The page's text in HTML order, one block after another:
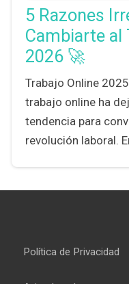
5 Razones
Cambiarte al
2026 🚀
Trabajo Online
trabajo online ha
tendencia para
revolución laboral.
Política de Privacidad